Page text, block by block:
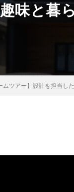
味と暮
ムツアー】設計を担当し